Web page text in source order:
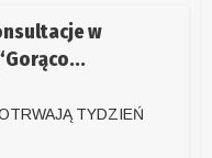
w
TYDZIEŃ